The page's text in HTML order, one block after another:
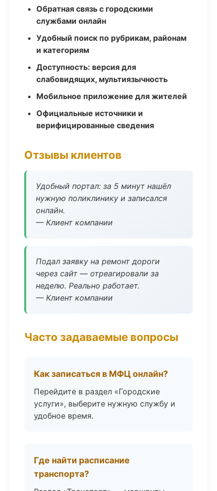
Обратная связь с городскими
службами онлайн
Удобный поиск по рубрикам, районам
и категориям
Доступность: версия для
слабовидящих, мультиязычность
Мобильное приложение для жителей
Официальные источники и
верифицированные сведения
Отзывы клиентов
Удобный портал: за 5 минут нашёл
нужную поликлинику и записался
онлайн.
— Клиент компании
Подал заявку на ремонт дороги
через сайт — отреагировали за
неделю. Реально работает.
— Клиент компании
Часто задаваемые вопросы
Как записаться в МФЦ онлайн?
Перейдите в раздел «Городские
услуги», выберите нужную службу и
удобное время.
Где найти расписание
транспорта?